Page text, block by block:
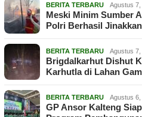
BERITA TERBARU Agustus 7,
Meski Minim Sumber
Polri Berhasil
BERITA TERBARU Agustus 7,
Brigdalkarhut Dishut
Karhutla di Lahan
BERITA TERBARU Agustus 6,
GP Ansor Kalteng